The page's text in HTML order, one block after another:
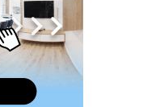
Прикарпатті
малолітньої
селищної ради
дощ на Прикарпатті